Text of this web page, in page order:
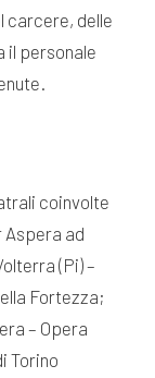
carcere, delle
il personale
coinvolte
Aspera ad
(Pi) –
Fortezza;
– Opera
Torino